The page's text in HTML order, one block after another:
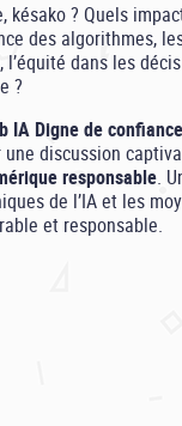
késako ? Quels
des algorithmes,
dans les
?
IA Digne de
une discussion
responsable.
de l’IA et les
et responsable.